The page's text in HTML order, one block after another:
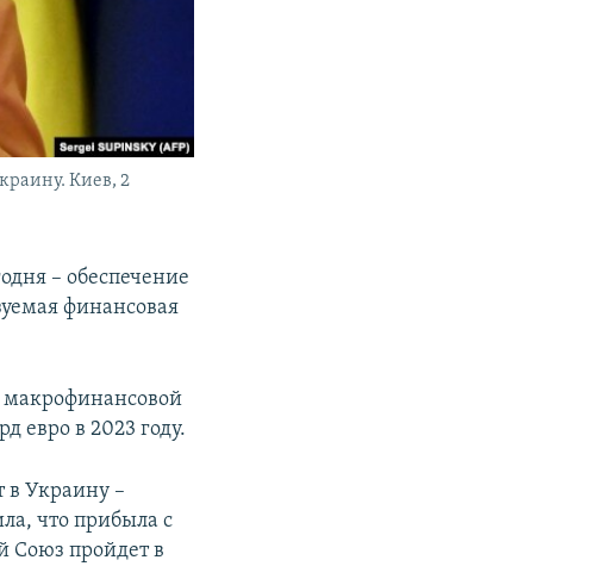
Киев, 2
– обеспечение
финансовая
макрофинансовой
евро в 2023 году.
в Украину –
что прибыла с
Союз пройдет в